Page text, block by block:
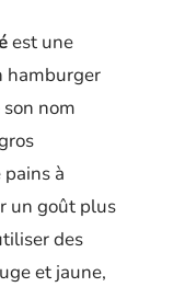
est une
hamburger
nom
à
un goût plus
des
et jaune,